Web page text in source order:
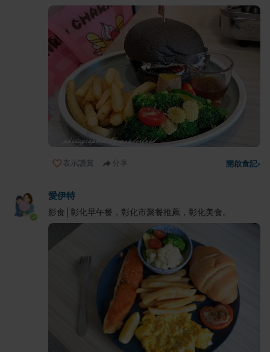
表示讚賞 分享 開啟食記›
愛伊特
影食│彰化早午餐，彰化市聚餐推薦，彰化美食。